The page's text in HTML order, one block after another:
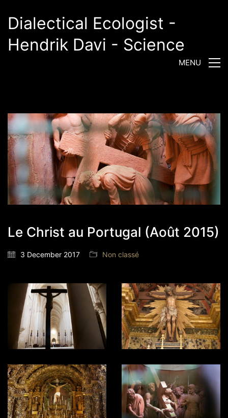
Dialectical Ecologist -
Hendrik Davi - Science
MENU
Le Christ au Portugal (Août 2015)
3 December 2017 Non classé